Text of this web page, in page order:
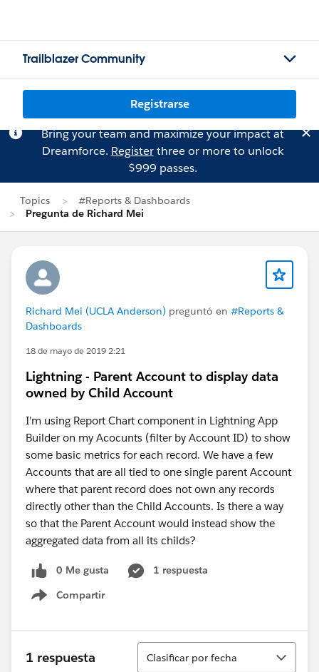
Trailblazer Community
Registrarse
Bring your team and maximize your impact at
Dreamforce. Registerthree or more to unlock
$999 passes.
Topics
#Reports & Dashboards
Pregunta de Richard Mei
Richard Mei (UCLA Anderson) preguntó en #Reports &
Dashboards
18 de mayo de 2019 2:21
Lightning - Parent Account to display data
owned by Child Account
I'm using Report Chart component in Lightning App
Builder on my Acocunts (filter by Account ID) to show
some basic metrics for each record. We have a few
Accounts that are all tied to one single parent Account
where that parent record does not own any records
directly other than the Child Accounts. Is there a way
so that the Parent Account would instead show the
aggregated data from all its childs?
0 Me gusta
1 respuesta
Compartir
Show menu
1 respuesta
Ordenar
Clasificar por fecha